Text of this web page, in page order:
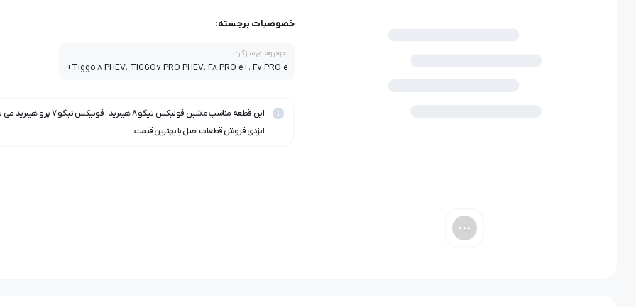
خصوصیات برجسته:
خودروهای سازگار:
Tiggo 8 PHEV، TIGGO7 PRO PHEV، F8 PRO e+، F7 PRO e+
این قطعه مناسب ماشین فونیکس تیگو ۸ هیبرید ،
ایزدی فروش قطعات اصل با بهترین قیمت